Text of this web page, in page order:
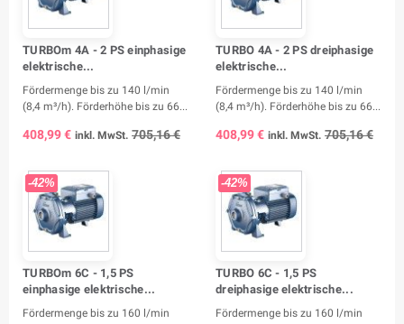
TURBOm 4A - 2 PS einphasige
elektrische...
Fördermenge bis zu 140 l/min
(8,4 m³/h). Förderhöhe bis zu 66...
408,99 € inkl. MwSt. 705,16 €
TURBO 4A - 2 PS dreiphasige
elektrische...
Fördermenge bis zu 140 l/min
(8,4 m³/h). Förderhöhe bis zu 66...
408,99 € inkl. MwSt. 705,16 €
-42%
TURBOm 6C - 1,5 PS
einphasige elektrische...
Fördermenge bis zu 160 l/min
-42%
TURBO 6C - 1,5 PS
dreiphasige elektrische...
Fördermenge bis zu 160 l/min